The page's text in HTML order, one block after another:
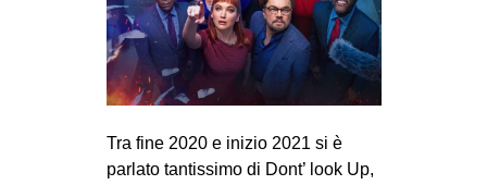
CSOA LAMBRETTA
MSM
STUDENTI TSUNAMI
MILANO
Tra fine 2020 e inizio 2021 si è
parlato tantissimo di Dont’ look Up,